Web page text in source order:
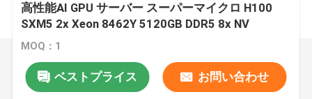
高性能AI GPU サーバー スーパーマイクロ H100
SXM5 2x Xeon 8462Y 5120GB DDR5 8x NV
H100/H200 8x ConnectX-7 400Gbps
MOQ：1
ベストプライス お問い合わせ